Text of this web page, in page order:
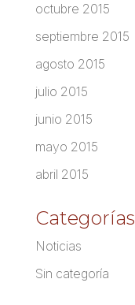
octubre 2015
septiembre 2015
agosto 2015
julio 2015
junio 2015
mayo 2015
abril 2015
Categorías
Noticias
Sin categoría